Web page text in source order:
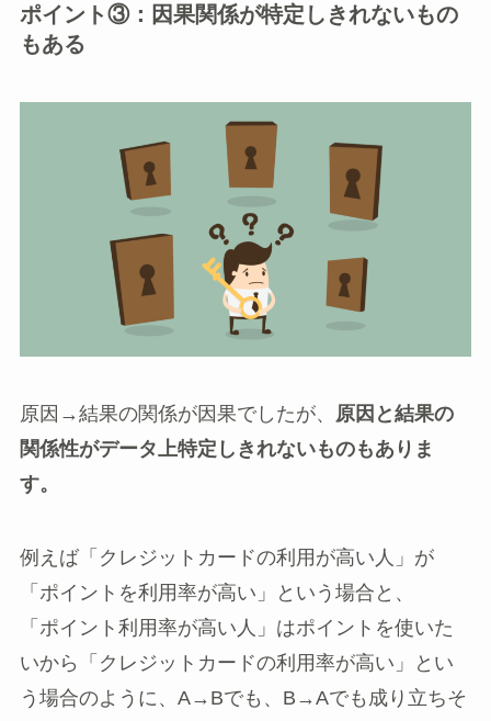
ポイント③：因果関係が特定しきれないもの
もある
原因→結果の関係が因果でしたが、
原因と結果の
関係性がデータ上特定しきれないものもありま
す。
例えば「クレジットカードの利用が高い人」が
「ポイントを利用率が高い」という場合と、
「ポイント利用率が高い人」はポイントを使いた
いから「クレジットカードの利用率が高い」とい
う場合のように、A→Bでも、B→Aでも成り立ちそ